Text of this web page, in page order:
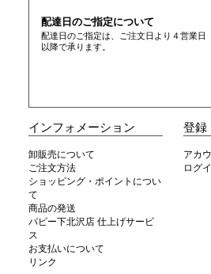
配達日のご指定について
配達日のご指定は、ご注文日より４営業日
以降で承ります。
インフォメーション
卸販売について
ご注文方法
ショッピング・ポイントについ
て
商品の発送
パピー下北沢店 仕上げサービ
ス
お支払いについて
リンク
登録
アカ
ログ